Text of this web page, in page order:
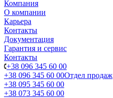
Компания
О компании
Карьера
Контакты
Документация
Гарантия и сервис
Контакты
+38 096 345 60 00
+38 096 345 60 00Отдел продаж
+38 095 345 60 00
+38 073 345 60 00